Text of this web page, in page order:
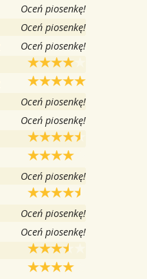
Oceń piosenkę!
Oceń piosenkę!
Oceń piosenkę!
Oceń piosenkę!
Oceń piosenkę!
Oceń piosenkę!
Oceń piosenkę!
Oceń piosenkę!